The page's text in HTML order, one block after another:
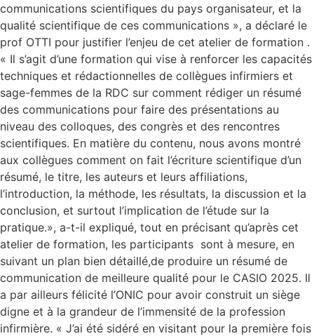
communications scientifiques du pays organisateur, et la
qualité scientifique de ces communications », a déclaré le
prof OTTI pour justifier l’enjeu de cet atelier de formation .
« Il s’agit d’une formation qui vise à renforcer les capacités
techniques et rédactionnelles de collègues infirmiers et
sage-femmes de la RDC sur comment rédiger un résumé
des communications pour faire des présentations au
niveau des colloques, des congrès et des rencontres
scientifiques. En matière du contenu, nous avons montré
aux collègues comment on fait l’écriture scientifique d’un
résumé, le titre, les auteurs et leurs affiliations,
l’introduction, la méthode, les résultats, la discussion et la
conclusion, et surtout l’implication de l’étude sur la
pratique.», a-t-il expliqué, tout en précisant qu’après cet
atelier de formation, les participants sont à mesure, en
suivant un plan bien détaillé,de produire un résumé de
communication de meilleure qualité pour le CASIO 2025. Il
a par ailleurs félicité l’ONIC pour avoir construit un siège
digne et à la grandeur de l’immensité de la profession
infirmière. « J’ai été sidéré en visitant pour la première fois